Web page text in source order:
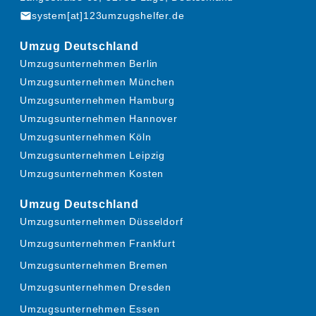
mailsystem[at]123umzugshelfer.de
Umzug Deutschland
Umzugsunternehmen Berlin
Umzugsunternehmen München
Umzugsunternehmen Hamburg
Umzugsunternehmen Hannover
Umzugsunternehmen Köln
Umzugsunternehmen Leipzig
Umzugsunternehmen Kosten
Umzug Deutschland
Umzugsunternehmen Düsseldorf
Umzugsunternehmen Frankfurt
Umzugsunternehmen Bremen
Umzugsunternehmen Dresden
Umzugsunternehmen Essen